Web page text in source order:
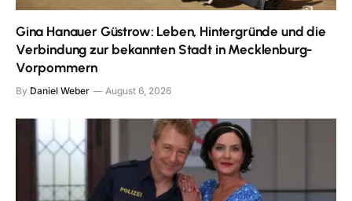
Gina Hanauer Güstrow: Leben, Hintergründe und die
Verbindung zur bekannten Stadt in Mecklenburg-
Vorpommern
By Daniel Weber August 6, 2026